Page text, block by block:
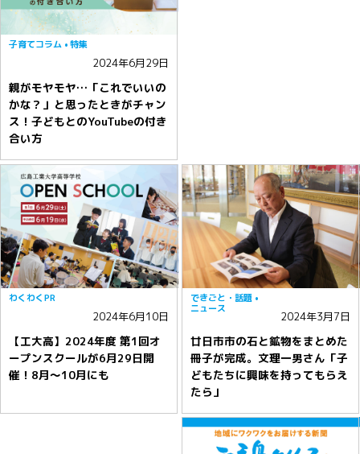
2024年6月29日
親がモヤモヤ…「これでいいの
かな？」と思ったときがチャン
ス！子どもとのYouTubeの付き
合い方
子育てコラム 特集
2024年6月10日
【工大高】2024年度 第1回オ
ープンスクールが6月29日開
催！8月〜10月にも
わくわくPR
2024年3月7日
廿日市市の石と鉱物をまとめた
冊子が完成。文理一男さん「子
どもたちに興味を持ってもらえ
たら」
できごと・話題
ニュース